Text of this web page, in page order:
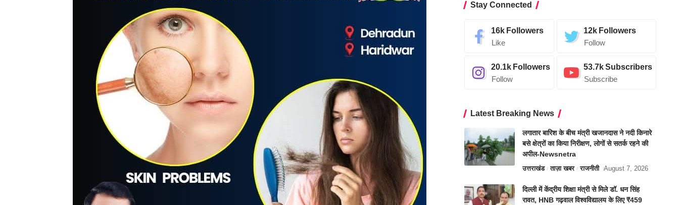
Stay Connected
16k Followers
Like
12k Followers
Follow
20.1k Followers
Follow
53.7kSubscribers
Subscribe
Latest Breaking News
लगातार बारिश के बीच मंत्री खजानदास ने नदी किनारे
बसे क्षेत्रों का किया निरीक्षण, लोगों से सतर्क रहने की
अपील-Newsnetra
उत्तराखंड ताज़ा खबर राजनीती August 7, 2026
दिल्ली में केंद्रीय शिक्षा मंत्री से मिले डॉ. धन सिंह
रावत, HNB गढ़वाल विश्वविद्यालय के लिए ₹459